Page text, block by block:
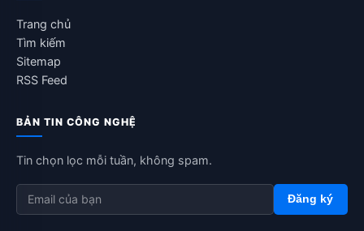
Trang chủ
Tìm kiếm
Sitemap
RSS Feed
BẢN TIN CÔNG NGHỆ
Tin chọn lọc mỗi tuần, không spam.
Đăng ký